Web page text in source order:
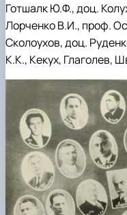
Готшалк Ю.Ф., доц.
Лорченко В.И., проф.
Сколоухов, доц.
К.К., Кекух, Глаголев,